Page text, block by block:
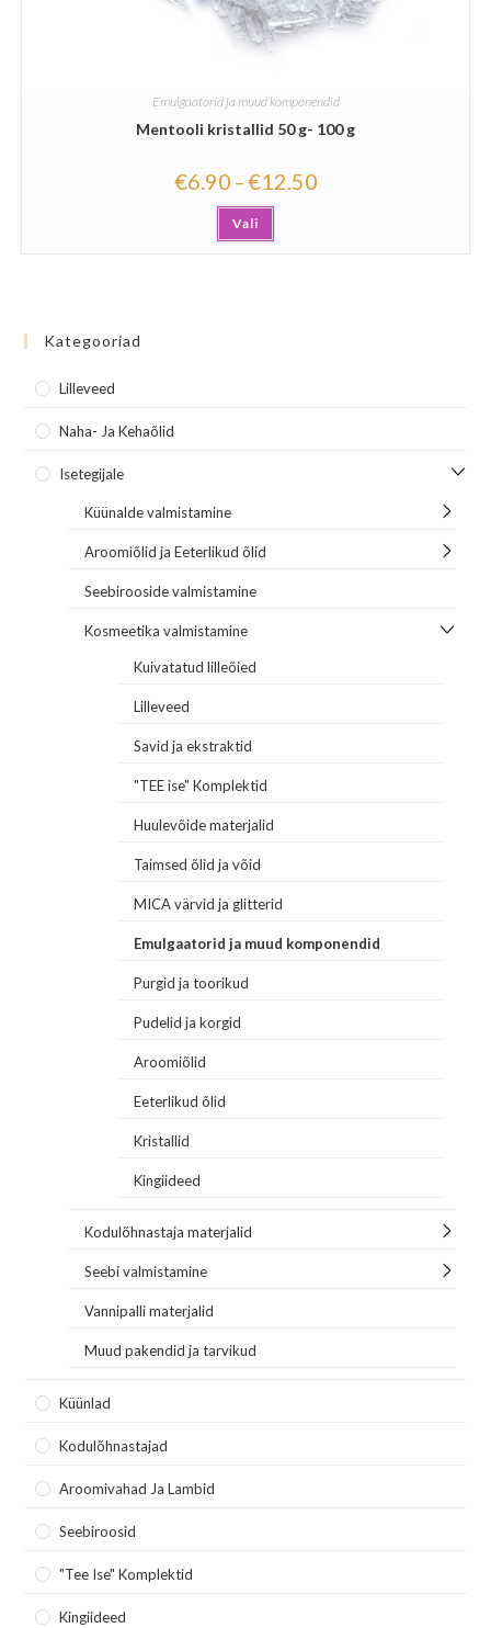
Emulgaatorid ja muud komponendid
Mentooli kristallid 50 g- 100 g
€6.90 –€12.50
Vali
Kategooriad
Lilleveed
Naha- Ja Kehaõlid
Isetegijale
Küünalde valmistamine
Aroomiõlid ja Eeterlikud õlid
Seebirooside valmistamine
Kosmeetika valmistamine
Kuivatatud lilleõied
Lilleveed
Savid ja ekstraktid
"TEE ise" Komplektid
Huulevõide materjalid
Taimsed õlid ja võid
MICA värvid ja glitterid
Emulgaatorid ja muud komponendid
Purgid ja toorikud
Pudelid ja korgid
Aroomiõlid
Eeterlikud õlid
Kristallid
Kingiideed
Kodulõhnastaja materjalid
Seebi valmistamine
Vannipalli materjalid
Muud pakendid ja tarvikud
Küünlad
Kodulõhnastajad
Aroomivahad Ja Lambid
Seebiroosid
"Tee Ise" Komplektid
Kingiideed